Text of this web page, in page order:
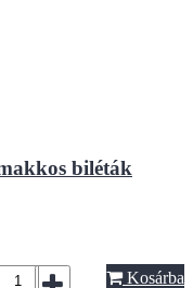
biléták
Kosárba